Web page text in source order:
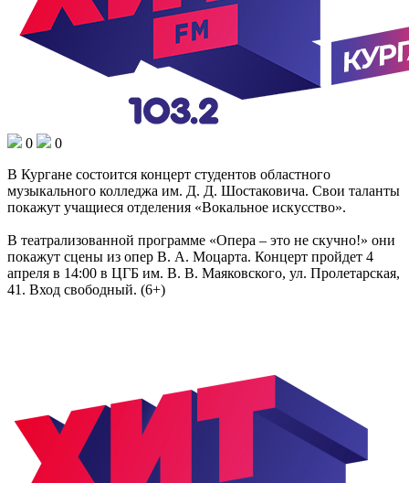
0
0
В Кургане состоится концерт студентов областного
музыкального колледжа им. Д. Д. Шостаковича. Свои таланты
покажут учащиеся отделения «Вокальное искусство».
В театрализованной программе «Опера – это не скучно!» они
покажут сцены из опер В. А. Моцарта. Концерт пройдет 4
апреля в 14:00 в ЦГБ им. В. В. Маяковского, ул. Пролетарская,
41. Вход свободный. (6+)